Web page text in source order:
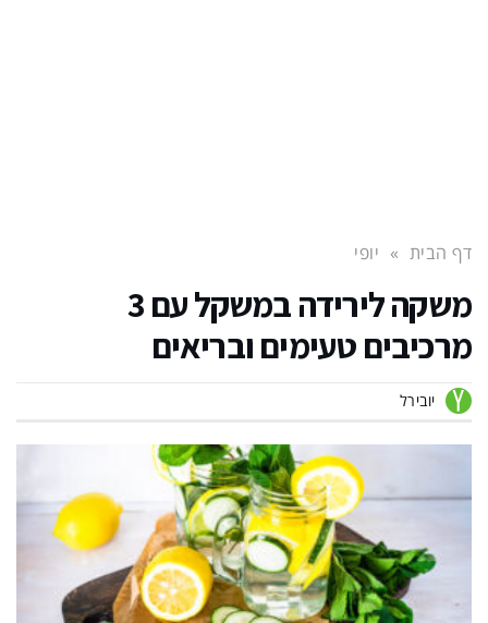
דף הבית » יופי
משקה לירידה במשקל עם 3
מרכיבים טעימים ובריאים
יובירל